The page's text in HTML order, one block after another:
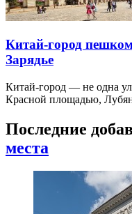
Китай-город
Зарядье
Китай-город — не одна
Красной площадью,
Последние
места